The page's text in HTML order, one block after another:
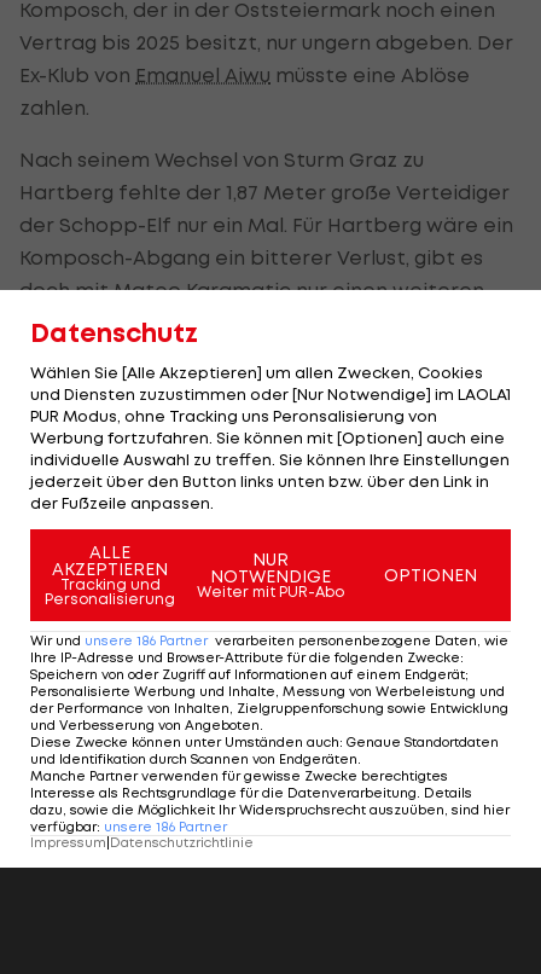
Komposch, der in der Oststeiermark noch einen
Vertrag bis 2025 besitzt, nur ungern abgeben. Der
Ex-Klub von Emanuel Aiwu müsste eine Ablöse
zahlen.
Nach seinem Wechsel von Sturm Graz zu
Hartberg fehlte der 1,87 Meter große Verteidiger
der Schopp-Elf nur ein Mal. Für Hartberg wäre ein
Komposch-Abgang ein bitterer Verlust, gibt es
doch mitMateo Karamaticnur einen weiteren
nominellen Innenverteidiger im Kader.
Fix: Hartberg sichert
sich die Dienste eines
Sturm-Goalies
Bundesliga
Die Sommer-
Transferliste der
Bundesliga
Bundesliga
Datenschutz
Wählen Sie [Alle Akzeptieren] um allen Zwecken, Cookies
und Diensten zuzustimmen oder [Nur Notwendige] im LAOLA1
PUR Modus, ohne Tracking uns Peronsalisierung von
Werbung fortzufahren. Sie können mit [Optionen] auch eine
individuelle Auswahl zu treffen. Sie können Ihre Einstellungen
jederzeit über den Button links unten bzw. über den Link in
der Fußzeile anpassen.
ALLE
AKZEPTIEREN
Tracking und
Personalisierung
NUR
NOTWENDIGE
Weiter mit PUR-Abo
OPTIONEN
Wir und unsere 186 Partner verarbeiten personenbezogene Daten, wie
Ihre IP-Adresse und Browser-Attribute für die folgenden Zwecke:
Speichern von oder Zugriff auf Informationen auf einem Endgerät;
Personalisierte Werbung und Inhalte, Messung von Werbeleistung und
der Performance von Inhalten, Zielgruppenforschung sowie Entwicklung
und Verbesserung von Angeboten
Diese Zwecke können unter Umständen auch: Genaue Standortdaten
und Identifikation durch Scannen von Endgeräten
Manche Partner verwenden für gewisse Zwecke berechtigtes
Interesse als Rechtsgrundlage für die Datenverarbeitung. Details
dazu, sowie die Möglichkeit Ihr Widerspruchsrecht auszuüben, sind hier
verfügbar: unsere 186 Partner
Impressum|Datenschutzrichtlinie